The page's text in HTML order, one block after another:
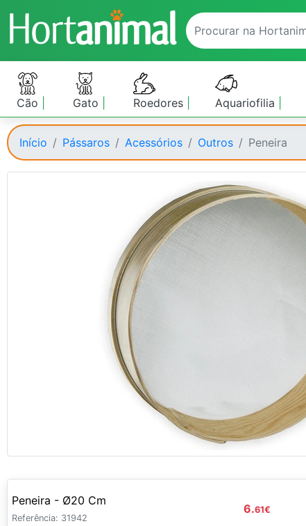
Cão Gato Roedores Aquariofilia
Início Pássaros Acessórios Outros Peneira
Peneira - Ø20 Cm
Referência: 31942
6.61€